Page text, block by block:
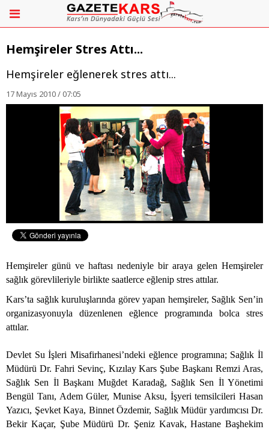
Hemşireler Stres Attı...
Hemşireler eğlenerek stres attı...
17 Mayıs 2010 / 07:05
Hemşireler günü ve haftası nedeniyle bir araya gelen Hemşireler
sağlık görevlileriyle birlikte saatlerce eğlenip stres attılar.
Kars’ta sağlık kuruluşlarında görev yapan hemşireler, Sağlık Sen’in
organizasyonuyla düzenlenen eğlence programında bolca stres
attılar.
Devlet Su İşleri Misafirhanesi’ndeki eğlence programına; Sağlık İl
Müdürü Dr. Fahri Sevinç, Kızılay Kars Şube Başkanı Remzi Aras,
Sağlık Sen İl Başkanı Muğdet Karadağ, Sağlık Sen İl Yönetimi
Bengül Tanı, Adem Güler, Munise Aksu, İşyeri temsilcileri Hasan
Yazıcı, Şevket Kaya, Binnet Özdemir, Sağlık Müdür yardımcısı Dr.
Bekir Kaçar, Şube Müdürü Dr. Şeniz Kavak, Hastane Başhekim